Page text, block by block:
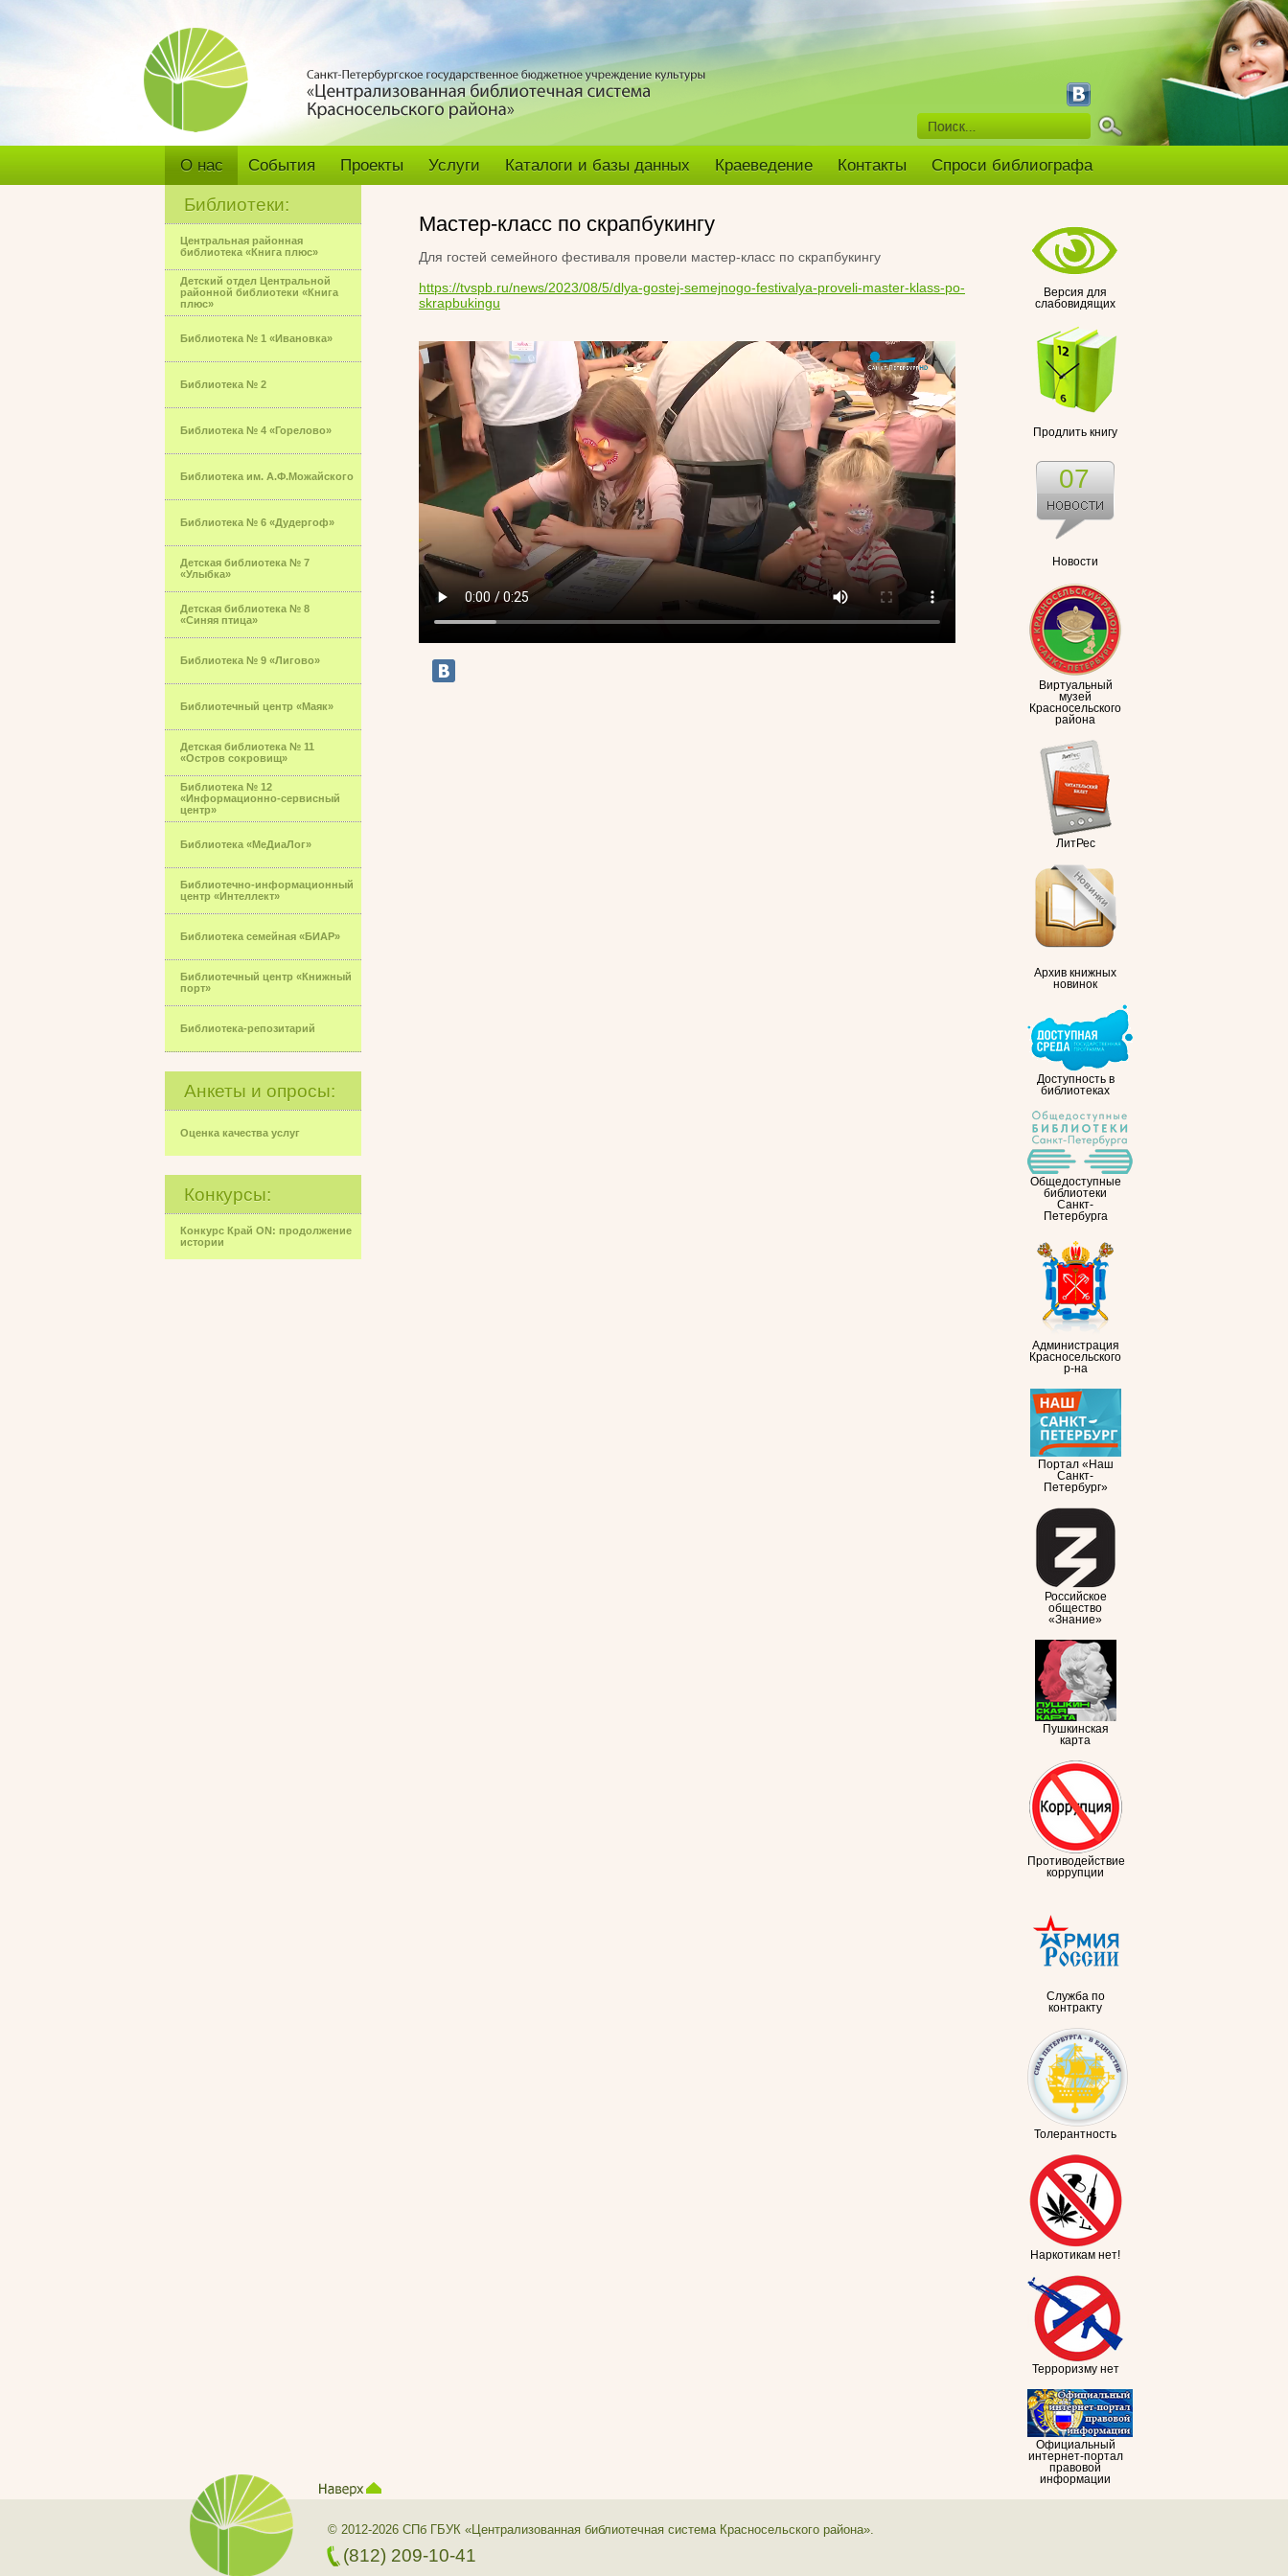
О нас События Проекты Услуги Каталоги и базы данных Краеведение Контакты Спроси библиографа
Библиотеки:
Центральная районная
библиотека «Книга плюс»
Детский отдел Центральной
районной библиотеки «Книга
плюс»
Библиотека № 1 «Ивановка»
Библиотека № 2
Библиотека № 4 «Горелово»
Библиотека им. А.Ф.Можайского
Библиотека № 6 «Дудергоф»
Детская библиотека № 7
«Улыбка»
Детская библиотека № 8
«Синяя птица»
Библиотека № 9 «Лигово»
Библиотечный центр «Маяк»
Детская библиотека № 11
«Остров сокровищ»
Библиотека № 12
«Информационно-сервисный
центр»
Библиотека «МеДиаЛог»
Библиотечно-информационный
центр «Интеллект»
Библиотека семейная «БИАР»
Библиотечный центр «Книжный
порт»
Библиотека-репозитарий
Анкеты и опросы:
Оценка качества услуг
Конкурсы:
Конкурс Край ON: продолжение
истории
Версия для
слабовидящих
Продлить книгу
Новости
07
Виртуальный
музей
Красносельского
района
ЛитРес
Архив книжных
новинок
Доступность в
библиотеках
Общедоступные
библиотеки
Санкт-
Петербурга
Администрация
Красносельского
р-на
Портал «Наш
Санкт-
Петербург»
Российское
общество
«Знание»
Пушкинская
карта
Противодействие
коррупции
Служба по
контракту
Толерантность
Наркотикам нет!
Терроризму нет
Официальный
интернет-портал
правовой
информации
Мастер-класс по скрапбукингу
Для гостей семейного фестиваля провели мастер-класс по скрапбукингу
https://tvspb.ru/news/2023/08/5/dlya-gostej-semejnogo-festivalya-proveli-master-klass-po-
skrapbukingu
© 2012-2026 СПб ГБУК «Централизованная библиотечная система Красносельского района».
(812) 209-10-41